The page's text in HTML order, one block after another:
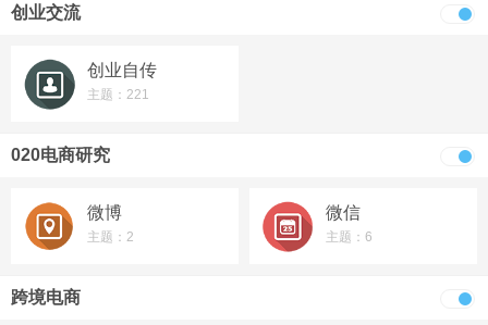
创业交流
创业自传
主题：221
020电商研究
微博
主题：2
微信
主题：6
跨境电商